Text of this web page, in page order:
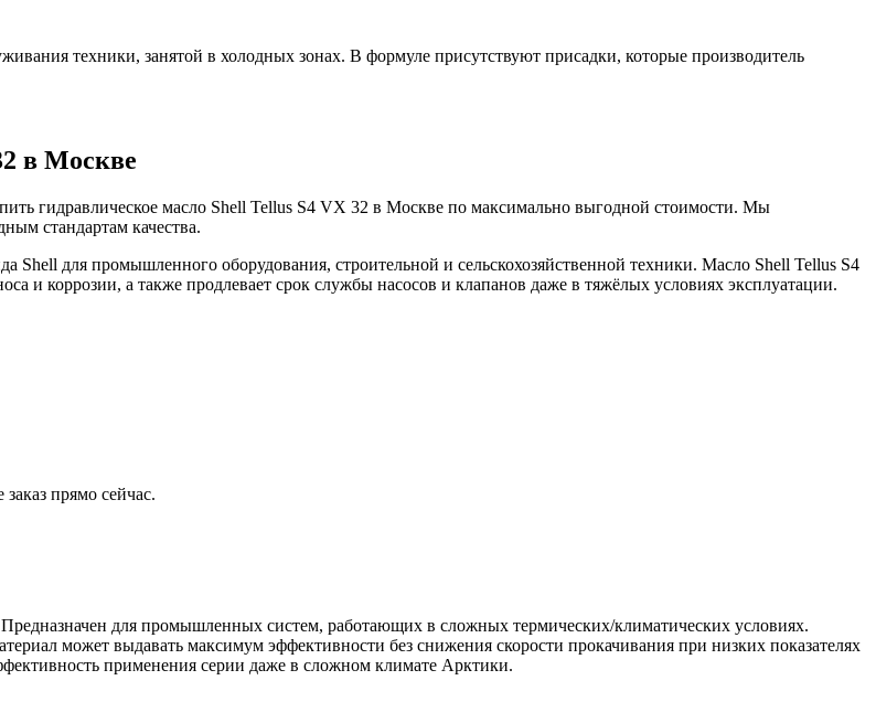
техники, занятой в холодных зонах. В формуле присутствуют присадки, которые производитель
в Москве
гидравлическое масло Shell Tellus S4 VX 32 в Москве по максимально выгодной стоимости. Мы
стандартам качества.
для промышленного оборудования, строительной и сельскохозяйственной техники. Масло Shell Tellus S4
и коррозии, а также продлевает срок службы насосов и клапанов даже в тяжёлых условиях эксплуатации.
прямо сейчас.
для промышленных систем, работающих в сложных термических/климатических условиях.
может выдавать максимум эффективности без снижения скорости прокачивания при низких показателях
применения серии даже в сложном климате Арктики.